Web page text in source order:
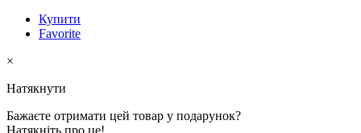
Купити
Favorite
×
Натякнути
Бажаєте отримати цей товар у подарунок?